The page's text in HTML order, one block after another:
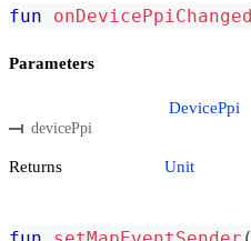
fun onDevicePpiChanged
Parameters
devicePpi
DevicePpi
Returns Unit